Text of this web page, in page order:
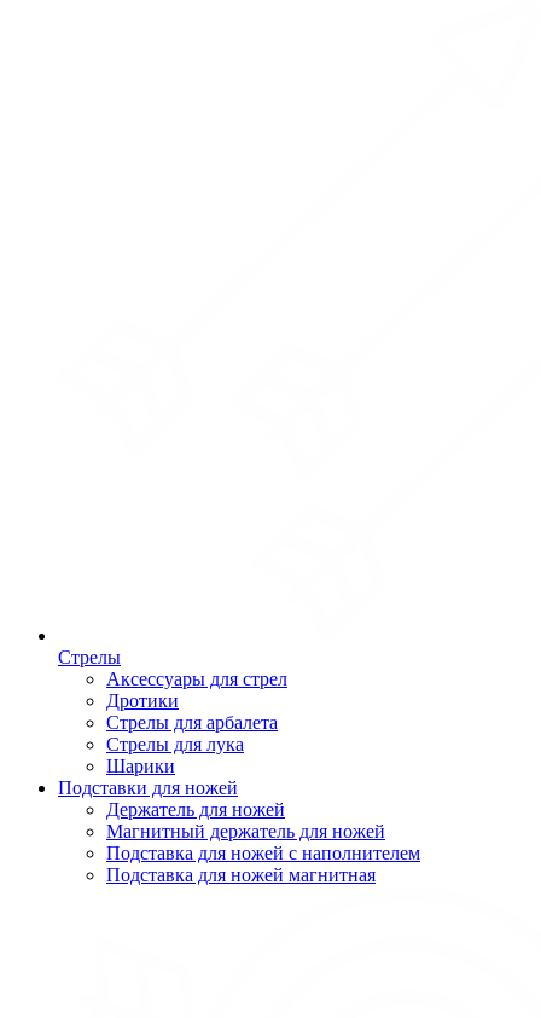
Стрелы
Аксессуары для стрел
Дротики
Стрелы для арбалета
Стрелы для лука
Шарики
Подставки для ножей
Держатель для ножей
Магнитный держатель для ножей
Подставка для ножей с наполнителем
Подставка для ножей магнитная